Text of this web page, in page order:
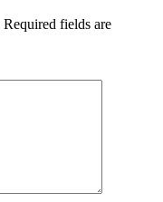
Required fields are